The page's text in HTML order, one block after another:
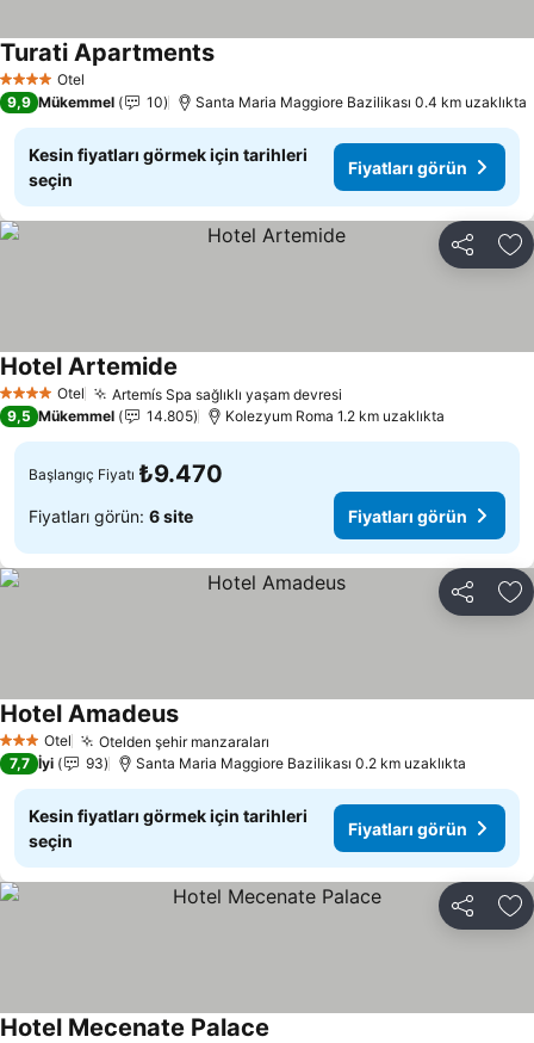
4 Yıldız Otel
Turati ApartmentsFiyatları görün
9,9 Mükemmel 10 Santa Maria Maggiore Bazilikası 0.4 km uzaklıkta
Kesin fiyatları görmek için tarihleri
seçin
Fiyatları görün
Paylaş
4 Yıldız Otel Artemís Spa sağlıklı yaşam devresi
Hotel Artemide
9,5 Mükemmel 14.805 Kolezyum Roma 1.2 km uzaklıkta
Başlangıç Fiyatı ₺9.470
Fiyatları görün: 6 site Fiyatları görün
Paylaş
3 YıldızOtel Otelden şehir manzaraları
Hotel AmadeusFiyatları görün
7,7 İyi 93 Santa Maria Maggiore Bazilikası 0.2 km uzaklıkta
Kesin fiyatları görmek için tarihleri
seçin
Fiyatları görün
Paylaş
Hotel Mecenate Palace